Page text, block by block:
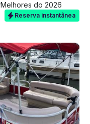
Melhores do 2026
Reserva instantânea